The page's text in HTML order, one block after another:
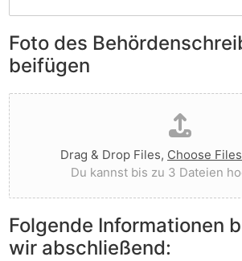
v
o
r
g
e
w
o
r
f
e
n
?
l
i
e
t
I
h
n
e
n
v
o
r
?
e
A
n
e
r
k
u
n
g
e
n
z
u
Foto des
beifügen
D
a
t
e
i
h
o
h
l
Drag & Drop Files, Choose
Du kannst bis zu 3 Dateien
Folgende Informationen
wir abschließend: